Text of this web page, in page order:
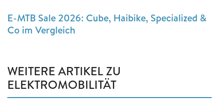
E-MTB Sale 2026: Cube, Haibike, Specialized &
Co im Vergleich
WEITERE ARTIKEL ZU
ELEKTROMOBILITÄT